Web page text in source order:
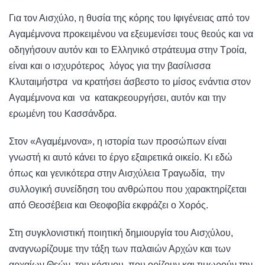
Για τον Αισχύλο, η θυσία της κόρης του Ιφιγένειας από τον
Αγαμέμνονα προκειμένου να εξευμενίσει τους θεούς και να
οδηγήσουν αυτόν και το Ελληνικό στράτευμα στην Τροία,
είναι και ο ισχυρότερος λόγος για την βασίλισσα
Κλυταιμήστρα να κρατήσει άσβεστο το μίσος ενάντια στον
Αγαμέμνονα και να κατακρεουργήσει, αυτόν και την
ερωμένη του Κασσάνδρα.
Στον «Αγαμέμνονα», η ιστορία των προσώπων είναι
γνωστή κι αυτό κάνει το έργο εξαιρετικά οικείο. Κι εδώ
όπως και γενικότερα στην Αισχύλεια Τραγωδία, την
συλλογική συνείδηση του ανθρώπου που χαρακτηρίζεται
από Θεοσέβεια και Θεοφοβία εκφράζει ο Χορός.
Στη συγκλονιστική ποιητική δημιουργία του Αισχύλου,
αναγνωρίζουμε την τάξη των παλαιών Αρχών και των